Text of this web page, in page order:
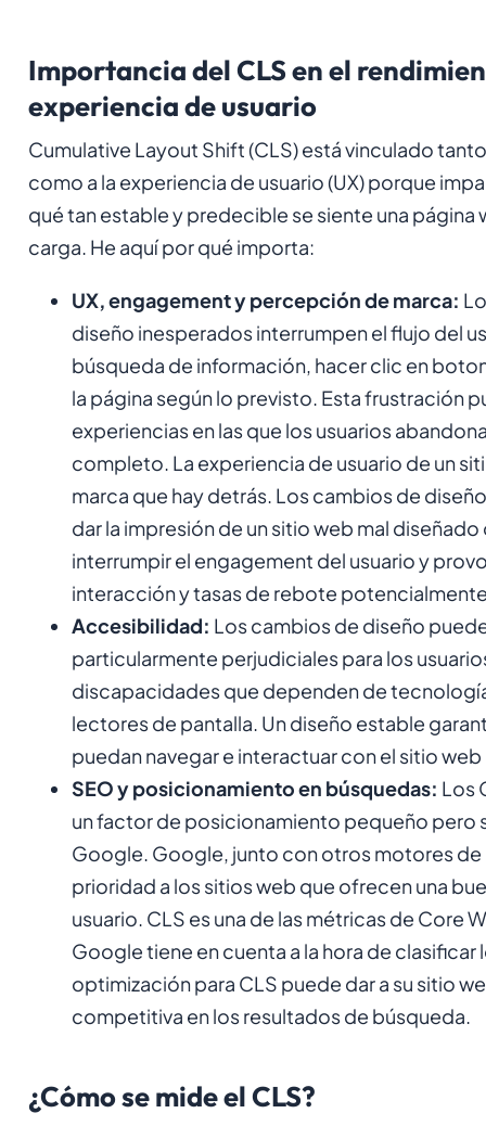
Importancia del CLS en el
experiencia de usuario
Cumulative Layout Shift (CLS) está vinculado
como a la experiencia de usuario (UX) porque
qué tan estable y predecible se siente una página
carga. He aquí por qué importa:
UX, engagement y percepción de marca:
diseño inesperados interrumpen el flujo del
búsqueda de información, hacer clic en
la página según lo previsto. Esta frustración
experiencias en las que los usuarios
completo. La experiencia de usuario de un
marca que hay detrás. Los cambios de
dar la impresión de un sitio web mal
interrumpir el engagement del usuario y
interacción y tasas de rebote
Accesibilidad: Los cambios de diseño
particularmente perjudiciales para los
discapacidades que dependen de
lectores de pantalla. Un diseño estable
puedan navegar e interactuar con el sitio
SEO y posicionamiento en búsquedas: Los
un factor de posicionamiento pequeño pero
Google. Google, junto con otros motores de
prioridad a los sitios web que ofrecen una
usuario. CLS es una de las métricas de Core
Google tiene en cuenta a la hora de clasificar
optimización para CLS puede dar a su sitio
competitiva en los resultados de búsqueda.
¿Cómo se mide el CLS?